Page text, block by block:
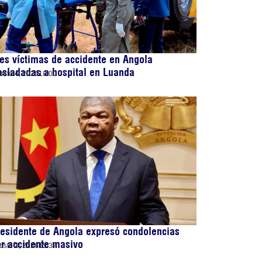
víctimas de accidente en Angola
a hospital en Luanda
4, 202618:00
de Angola expresó condolencias
accidente masivo
3, 202615:37